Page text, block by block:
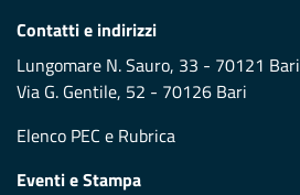
Contatti e indirizzi
Lungomare N. Sauro, 33 - 70121 Bari
Via G. Gentile, 52 - 70126 Bari
Elenco PEC e Rubrica
Eventi e Stampa